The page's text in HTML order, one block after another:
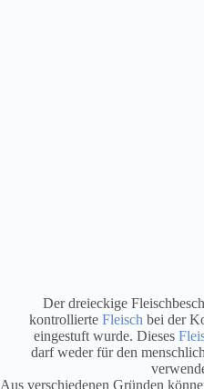
Der dreieckige
kontrollierte Fleisch bei der
eingestuft wurde. Dieses
darf weder für den
Aus verschiedenen Gründen